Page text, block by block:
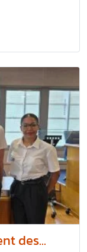
des...